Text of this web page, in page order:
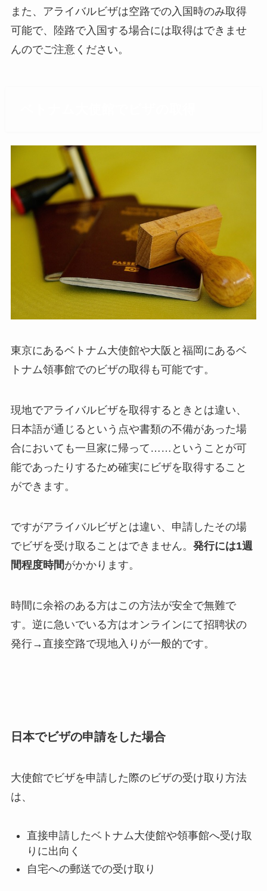
また、アライバルビザは空路での入国時のみ取得
可能で、陸路で入国する場合には取得はできませ
んのでご注意ください。
東京にあるベトナム大使館や大阪と福岡にあるベ
トナム領事館でのビザの取得も可能です。
現地でアライバルビザを取得するときとは違い、
日本語が通じるという点や書類の不備があった場
合においても一旦家に帰って……ということが可
能であったりするため確実にビザを取得すること
ができます。
ですがアライバルビザとは違い、申請したその場
でビザを受け取ることはできません。 発行には1週
間程度時間がかかります。
時間に余裕のある方はこの方法が安全で無難で
す。逆に急いでいる方はオンラインにて招聘状の
発行→直接空路で現地入りが一般的です。
日本でビザの申請をした場合
大使館でビザを申請した際のビザの受け取り方法
は、
直接申請したベトナム大使館や領事館へ受け取
りに出向く
自宅への郵送での受け取り